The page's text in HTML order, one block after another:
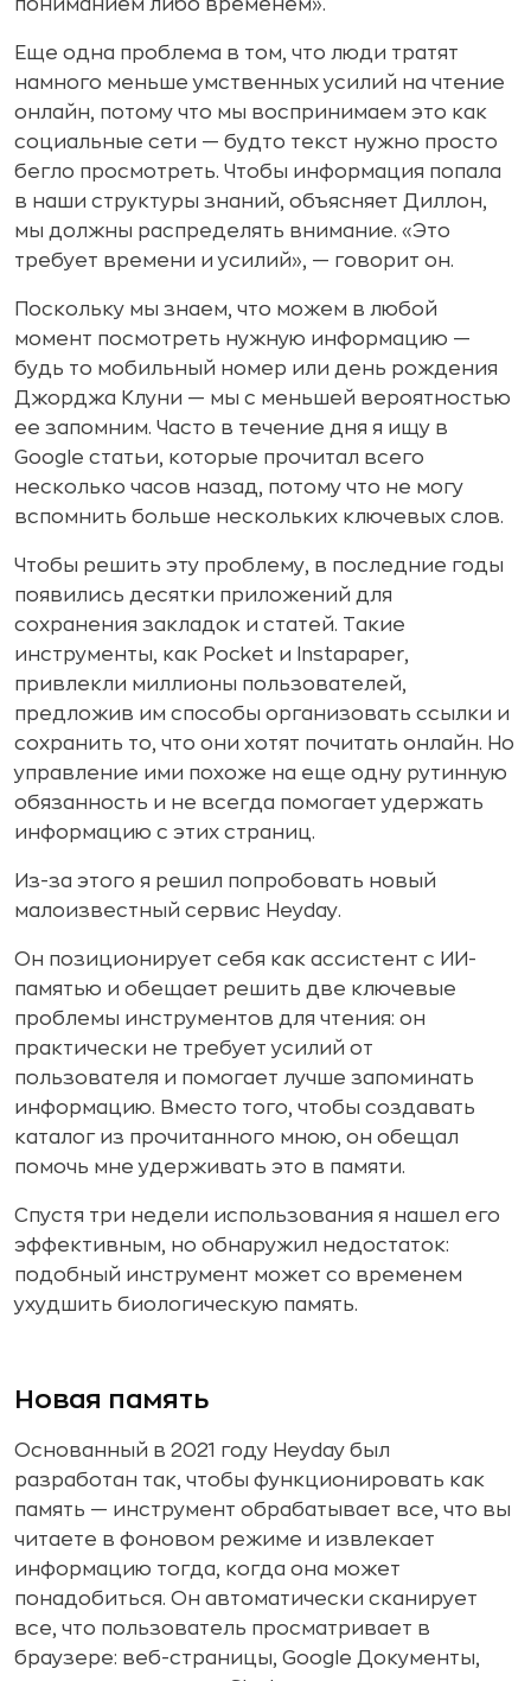
пониманием либо временем».
Еще одна проблема в том, что люди тратят
намного меньше умственных усилий на чтение
онлайн, потому что мы воспринимаем это как
социальные сети — будто текст нужно просто
бегло просмотреть. Чтобы информация попала
в наши структуры знаний, объясняет Диллон,
мы должны распределять внимание. «Это
требует времени и усилий», — говорит он.
Поскольку мы знаем, что можем в любой
момент посмотреть нужную информацию —
будь то мобильный номер или день рождения
Джорджа Клуни — мы с меньшей вероятностью
ее запомним. Часто в течение дня я ищу в
Google статьи, которые прочитал всего
несколько часов назад, потому что не могу
вспомнить больше нескольких ключевых слов.
Чтобы решить эту проблему, в последние годы
появились десятки приложений для
сохранения закладок и статей. Такие
инструменты, как Pocket и Instapaper,
привлекли миллионы пользователей,
предложив им способы организовать ссылки и
сохранить то, что они хотят почитать онлайн. Но
управление ими похоже на еще одну рутинную
обязанность и не всегда помогает удержать
информацию с этих страниц.
Из-за этого я решил попробовать новый
малоизвестный сервис Heyday.
Он позиционирует себя как ассистент с ИИ-
памятью и обещает решить две ключевые
проблемы инструментов для чтения: он
практически не требует усилий от
пользователя и помогает лучше запоминать
информацию. Вместо того, чтобы создавать
каталог из прочитанного мною, он обещал
помочь мне удерживать это в памяти.
Спустя три недели использования я нашел его
эффективным, но обнаружил недостаток:
подобный инструмент может со временем
ухудшить биологическую память.
Новая память
Основанный в 2021 году Heyday был
разработан так, чтобы функционировать как
память — инструмент обрабатывает все, что вы
читаете в фоновом режиме и извлекает
информацию тогда, когда она может
понадобиться. Он автоматически сканирует
все, что пользователь просматривает в
браузере: веб-страницы, Google Документы,